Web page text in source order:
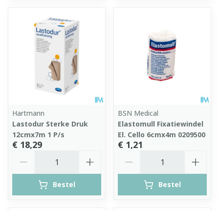
Hartmann
Lastodur Sterke Druk
12cmx7m 1 P/s
€ 18,29
Bestel
BSN Medical
Elastomull Fixatiewindel
El. Cello 6cmx4m 0209500
€ 1,21
Bestel